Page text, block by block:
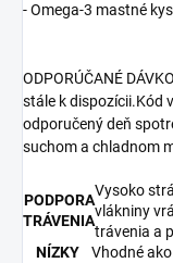
- Omega-3 mastné
ODPORÚČANÉ
stále k dispozícii.Kód
odporučený deň
suchom a chladnom
PODPORA
TRÁVENIA
Vysoko
vlákniny
trávenia a
NÍZKY
Vhodné